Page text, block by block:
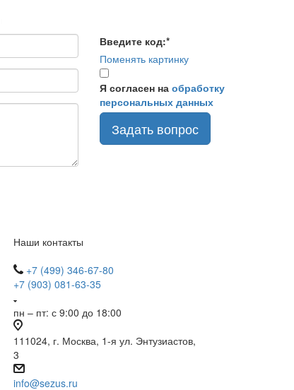
Введите код:*
Поменять картинку
Я согласен на обработку
персональных данных
Задать вопрос
Наши контакты
+7 (499) 346-67-80
+7 (903) 081-63-35
пн – пт: с 9:00 до 18:00
111024, г. Москва, 1-я ул. Энтузиастов,
3
info@sezus.ru